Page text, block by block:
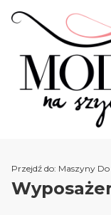
Przejdź do: Maszyny Do